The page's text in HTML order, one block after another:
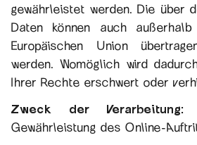
gewährleistet werden. Die über
Daten können auch
Europäischen Union
werden. Womöglich wird
Ihrer Rechte erschwert oder
Zweck der Verarbeitung:
Gewährleistung des Online-